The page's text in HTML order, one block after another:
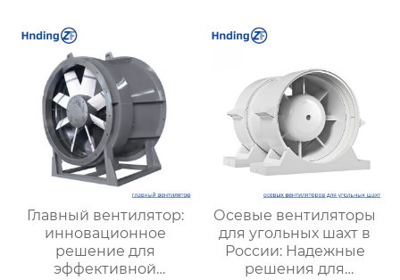
| Купить с доставкой
надежной вентиляции
Главный вентилятор:
инновационное
решение для
эффективной
Осевые вентиляторы
для угольных шахт в
России: Надежные
решения для